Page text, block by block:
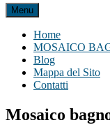
Menu
Home
MOSAICO
Blog
Mappa del Sito
Contatti
Mosaico